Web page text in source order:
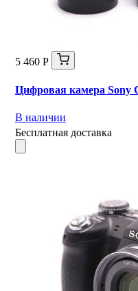
5 460 Р
Цифровая камера Sony
В наличии
Бесплатная доставка